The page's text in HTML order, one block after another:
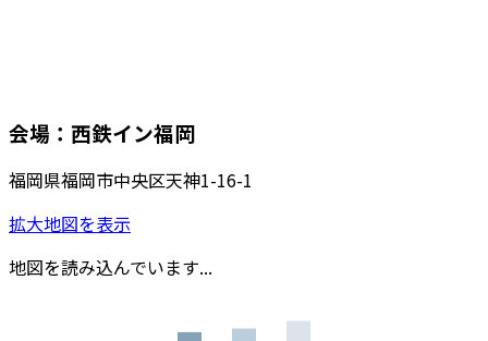
会場：西鉄イン福岡
福岡県福岡市中央区天神1-16-1
拡大地図を表示
地図を読み込んでいます...